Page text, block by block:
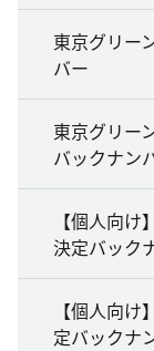
東京グリー
バー
東京グリー
バックナン
【個人向
決定バック
【個人向
定バックナ